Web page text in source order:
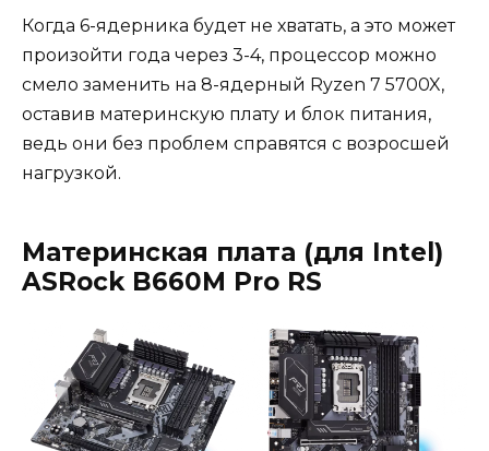
Когда 6-ядерника будет не хватать, а это может
произойти года через 3-4, процессор можно
смело заменить на 8-ядерный Ryzen 7 5700X,
оставив материнскую плату и блок питания,
ведь они без проблем справятся с возросшей
нагрузкой.
Материнская плата (для Intel)
ASRock B660M Pro RS